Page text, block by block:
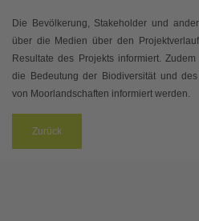
Die Bevölkerung, Stakeholder und
über die Medien über den
Resultate des Projekts informiert.
die Bedeutung der Biodiversität und
von Moorlandschaften informiert werden.
Zurück